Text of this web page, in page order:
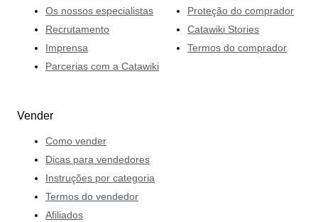
Os nossos especialistas
Recrutamento
Imprensa
Parcerias com a Catawiki
Proteção do comprador
Catawiki Stories
Termos do comprador
Vender
Como vender
Dicas para vendedores
Instruções por categoria
Termos do vendedor
Afiliados